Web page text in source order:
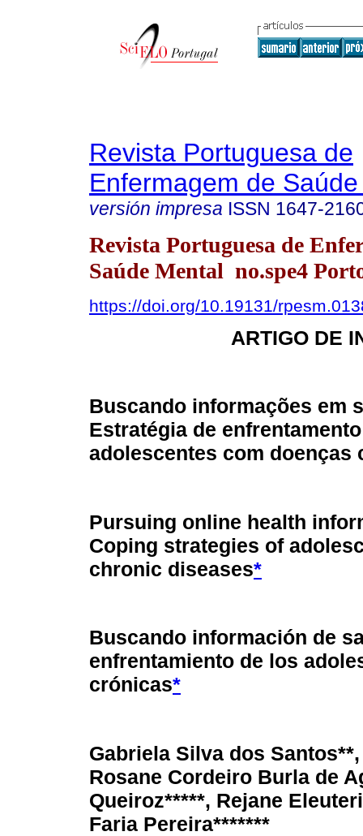
Revista Portuguesa de
Enfermagem de
versión impresa ISSN 1647-
Revista Portuguesa de
Saúde Mental no.spe4
https://doi.org/10.19131/
ARTIGO DE
Buscando informações em
Estratégia de
adolescentes com doenças
Pursuing online health
Coping strategies of
chronic diseases*
Buscando información de
enfrentamiento de los
crónicas*
Gabriela Silva dos
Rosane Cordeiro Burla de
Queiroz*****, Rejane
Faria Pereira*******